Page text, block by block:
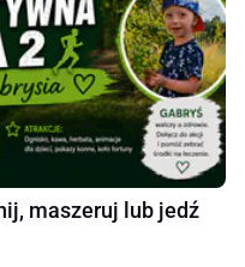
maszeruj lub jedź